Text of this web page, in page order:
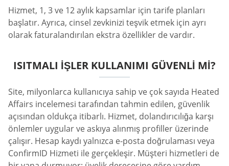
Hizmet, 1, 3 ve 12 aylık kapsamlar için tarife planları
başlatır. Ayrıca, cinsel zevkinizi teşvik etmek için ayrı
olarak faturalandırılan ekstra özellikler de vardır.
ISITMALI İŞLER KULLANIMI GÜVENLI MI?
Site, milyonlarca kullanıcıya sahip ve çok sayıda Heated
Affairs incelemesi tarafından tahmin edilen, güvenlik
açısından oldukça itibarlı. Hizmet, dolandırıcılığa karşı
önlemler uygular ve askıya alınmış profiller üzerinde
çalışır. Hesap kaydı yalnızca e-posta doğrulaması veya
ConfirmID Hizmeti ile gerçekleşir. Müşteri hizmetleri de